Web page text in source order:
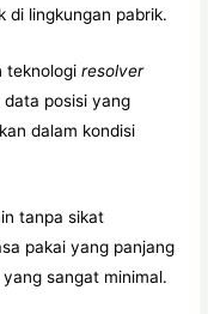
di lingkungan pabrik.
teknologiresolver
posisi yang
dalam kondisi
tanpa sikat
pakai yang panjang
sangat minimal.